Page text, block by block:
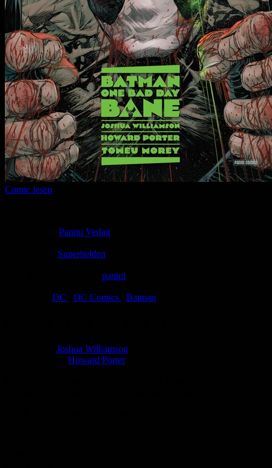
Comic lesen
Panini Verlag
Superhelden
panini
DC DC Comics Batman
Joshua Williamson
Howard Porter